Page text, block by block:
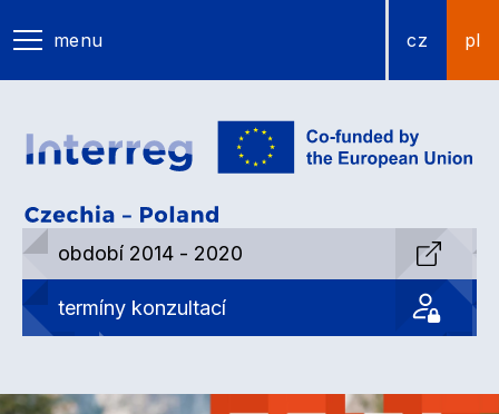
menu cz pl
období 2014 - 2020
termíny konzultací